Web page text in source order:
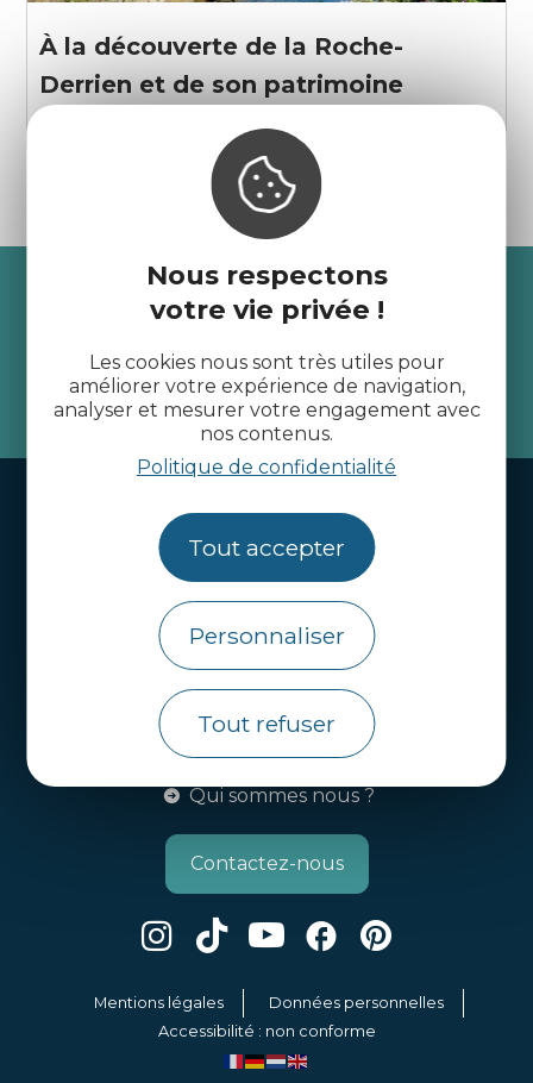
Nous respectons
votre vie privée !
Les cookies nous sont très utiles pour
améliorer votre expérience de navigation,
analyser et mesurer votre engagement avec
nos contenus.
Politique de confidentialité
Tout accepter
Personnaliser
Tout refuser
À la découverte de la Roche-
Derrien et de son patrimoine
Recevez l’actualité des
Côtes d’Armor
je m'abonne
Webcams
Infos pratiques
Côtes d’Armor Destination
Agence de Développement Touristique et
d’Attractivité des Côtes d’Armor.
Qui sommes nous ?
Contactez-nous
Mentions légales
Données personnelles
Accessibilité : non conforme